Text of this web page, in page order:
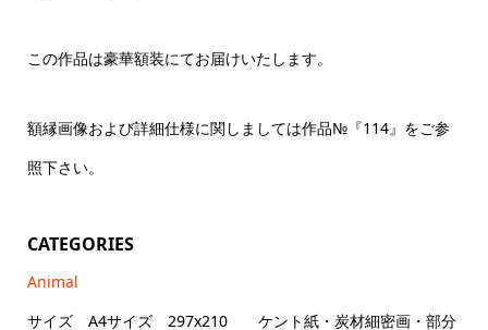
この作品は豪華額装にてお届けいたします。
額縁画像および詳細仕様に関しましては作品№『114』をご参
照下さい。
CATEGORIES
Animal
サイズ A4サイズ 297x210 ケント紙・炭材細密画・部分